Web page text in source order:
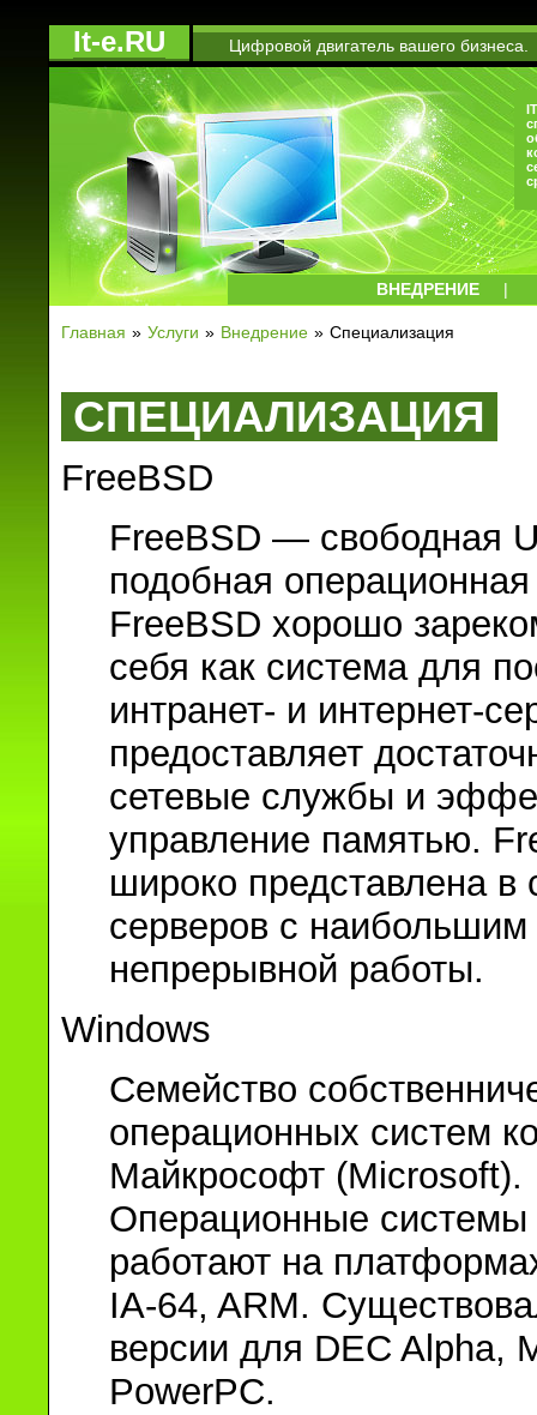
It-e.RU Цифровой двигатель вашего бизнеса.
ВНЕДРЕНИЕ |
Главная Услуги Внедрение Специализация
СПЕЦИАЛИЗАЦИЯ
FreeBSD
FreeBSD — свободная
подобная
FreeBSD хорошо
себя как система для
интранет- и интернет-
предоставляет
сетевые службы и
управление памятью.
широко представлена в
серверов с
непрерывной работы.
Windows
Cемейство
операционных систем
Майкрософт (Microsoft).
Операционные системы
работают на
IA-64, ARM.
версии для DEC Alpha,
PowerPC.